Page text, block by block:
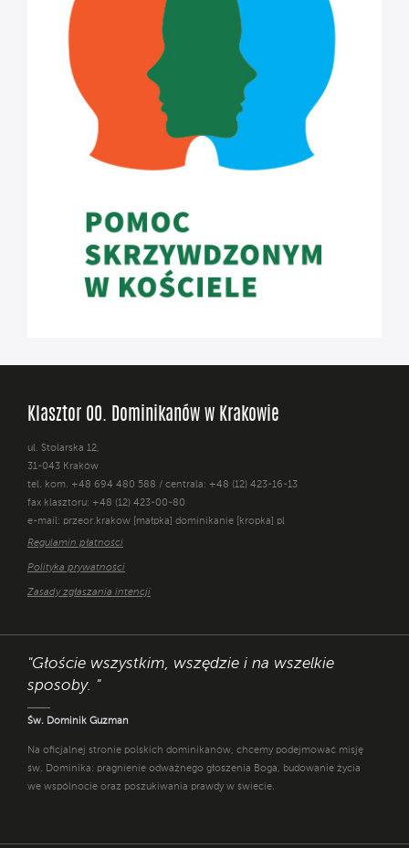
Klasztor OO. Dominikanów w Krakowie
ul. Stolarska 12,
31-043 Kraków
tel. kom. +48 694 480 588 / centrala: +48 (12) 423-16-13
fax klasztoru: +48 (12) 423-00-80
e-mail: przeor.krakow [małpka] dominikanie [kropka] pl
Regulamin płatności
Polityka prywatności
Zasady zgłaszania intencji
"Głoście wszystkim, wszędzie i na wszelkie
sposoby. "
Św. Dominik Guzman
Na oficjalnej stronie polskich dominikanów, chcemy podejmować misję
św. Dominika: pragnienie odważnego głoszenia Boga, budowanie życia
we wspólnocie oraz poszukiwania prawdy w świecie.